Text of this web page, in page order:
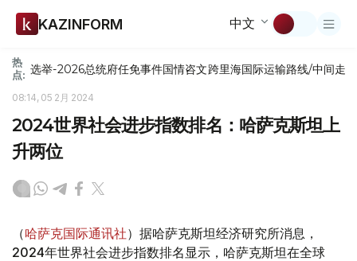
KAZINFORM 中文
热
点: 选举-2026总统府任免事件国情咨文跨里海国际运输路线/中间走廊
08:14, 05 2月 2024
2024世界社会进步指数排名：哈萨克斯坦上
升两位
（哈萨克国际通讯社）据哈萨克斯坦经济研究所消息，
2024年世界社会进步指数排名显示，哈萨克斯坦在全球